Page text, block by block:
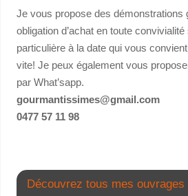
Je vous propose des démonstrations
obligation d’achat en toute
particulière à la date qui vous
vite! Je peux également vous
par What’sapp.
gourmantissimes@gmail.com
0477 57 11 98
Découvrez tous mes ouvrages